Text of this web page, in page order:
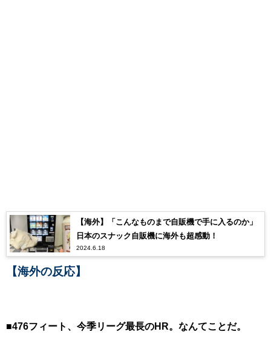
【海外】「こんなものまで自販機で手に入るのか」
日本のスナック自販機に海外も超感動！
2024.6.18
【海外の反応】
■476フィート、今季リーグ最長のHR。なんてことだ。